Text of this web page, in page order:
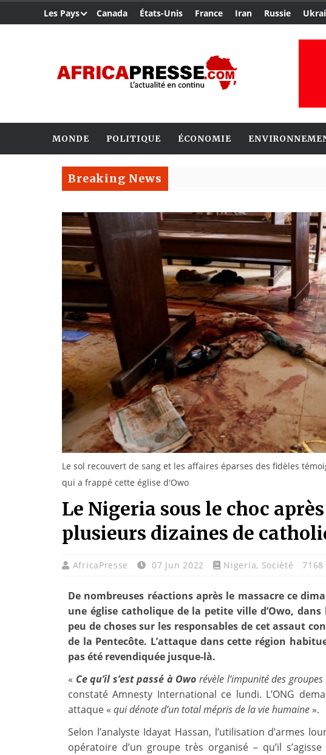
Les Pays Canada États-Unis France Iran Russie
MONDE POLITIQUE ÉCONOMIE
Breaking News
Le sol recouvert de sang et les affaires éparses des fidèles
qui a frappé cette église d'Owo
Le Nigeria sous le choc
plusieurs dizaines de
AfricaPresse 07 Jun 2022 Nigeria, Société
De nombreuses réactions après le massacre ce
une église catholique de la petite ville d’Owo,
peu de choses sur les responsables de cet assaut
de la Pentecôte. L’attaque dans cette région
pas été revendiquée jusque-là.
« Ce qu’il s’est passé à Owo révèle l’impunité des
constaté Amnesty International ce lundi. L’ONG
attaque « qui dénote d’un total mépris de la vie humaine ».
Selon l’analyste Idayat Hassan, l’utilisation d’armes
opératoire d’un groupe très organisé – qu’il